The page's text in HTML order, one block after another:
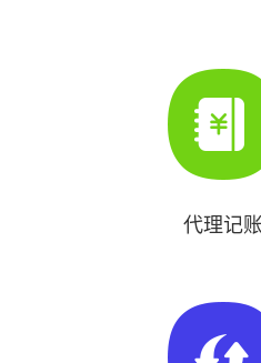
代理记账